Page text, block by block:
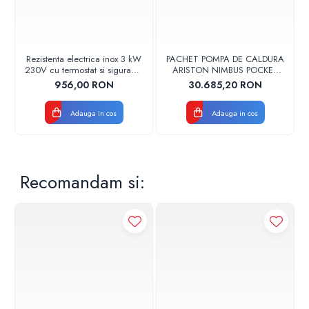
Functii Ariston Nimbus
Hybrid
Rezistenta electrica inox 3 kW
230V cu termostat si siguranta
Cordivari
956,00 RON
Adauga in cos
PACHET POMPA DE CALDURA
ARISTON NIMBUS POCKET
150 M-T NET TRIFAZAT
3301877
30.685,20 RON
Adauga in cos
Recomandam si: